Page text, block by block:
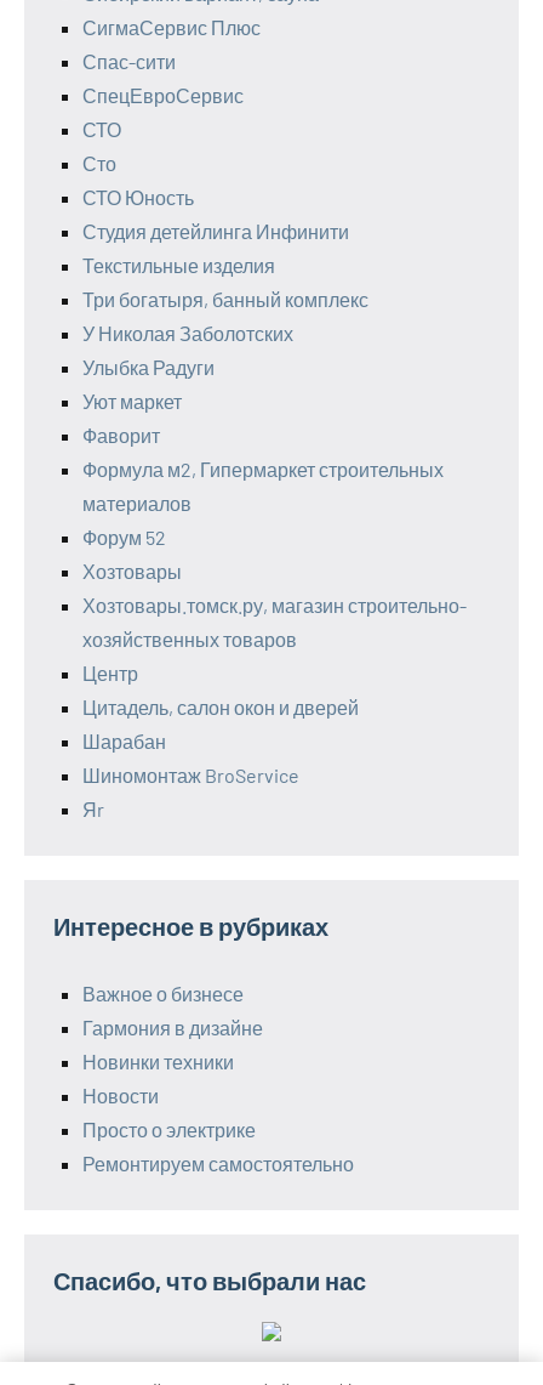
СигмаСервис Плюс
Спас-сити
СпецЕвроСервис
СТО
Сто
СТО Юность
Студия детейлинга Инфинити
Текстильные изделия
Три богатыря, банный комплекс
У Николая Заболотских
Улыбка Радуги
Уют маркет
Фаворит
Формула м2, Гипермаркет строительных
материалов
Форум 52
Хозтовары
Хозтовары.томск.ру, магазин строительно-
хозяйственных товаров
Центр
Цитадель, салон окон и дверей
Шарабан
Шиномонтаж BroService
Яr
Интересное в рубриках
Важное о бизнесе
Гармония в дизайне
Новинки техники
Новости
Просто о электрике
Ремонтируем самостоятельно
Спасибо, что выбрали нас